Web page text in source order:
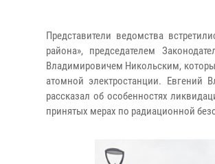
Представители ведомства
района», председателем
Владимировичем Никольским,
атомной электростанции.
рассказал об особенностях
принятых мерах по радиационной